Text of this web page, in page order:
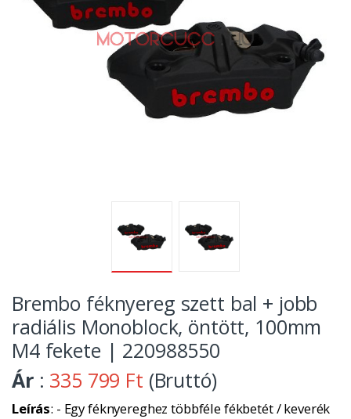
Brembo féknyereg szett bal + jobb
radiális Monoblock, öntött, 100mm
M4 fekete | 220988550
Ár : 335 799 Ft (Bruttó)
Leírás: - Egy féknyereghez többféle fékbetét / keverék